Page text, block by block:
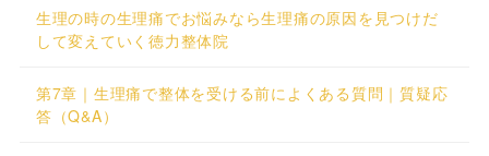
生理の時の生理痛でお悩みなら生理痛の原因を見つけだ
して変えていく徳力整体院
第7章｜生理痛で整体を受ける前によくある質問｜質疑応
答（Q&A）